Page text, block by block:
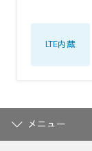
メニュー
LTE内蔵